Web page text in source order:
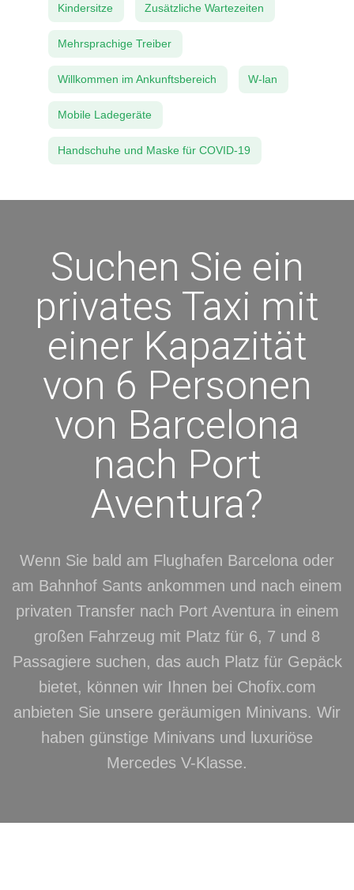
Kindersitze Zusätzliche Wartezeiten
Mehrsprachige Treiber
Willkommen im Ankunftsbereich W-lan
Mobile Ladegeräte
Handschuhe und Maske für COVID-19
Suchen Sie ein
privates Taxi mit
einer Kapazität
von 6 Personen
von Barcelona
nach Port
Aventura?
Wenn Sie bald am Flughafen Barcelona oder
am Bahnhof Sants ankommen und nach einem
privaten Transfer nach Port Aventura in einem
großen Fahrzeug mit Platz für 6, 7 und 8
Passagiere suchen, das auch Platz für Gepäck
bietet, können wir Ihnen bei Chofix.com
anbieten Sie unsere geräumigen Minivans. Wir
haben günstige Minivans und luxuriöse
Mercedes V-Klasse.